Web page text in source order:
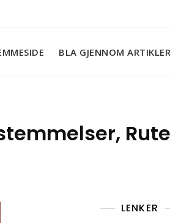
BLA GJENNOM ARTIKLER
Rute
LENKER